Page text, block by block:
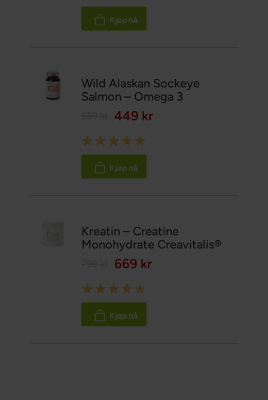
100%
Kjøp nå
Wild Alaskan Sockeye
Salmon – Omega 3
449 kr
Rating:
100%
Kjøp nå
Kreatin – Creatine
Monohydrate Creavitalis®
669 kr
Rating:
100%
Kjøp nå